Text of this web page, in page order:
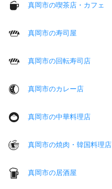
真岡市の喫茶店・カフェ
真岡市の寿司屋
真岡市の回転寿司店
真岡市のカレー店
真岡市の中華料理店
真岡市の焼肉・韓国料理店
真岡市の居酒屋